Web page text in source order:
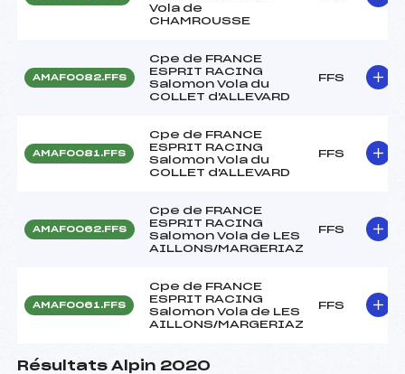
Vola de
CHAMROUSSE
AMAF0082.FFS
Cpe de FRANCE
ESPRIT RACING
Salomon Vola du
COLLET d'ALLEVARD
FFS
AMAF0081.FFS
Cpe de FRANCE
ESPRIT RACING
Salomon Vola du
COLLET d'ALLEVARD
FFS
AMAF0062.FFS
Cpe de FRANCE
ESPRIT RACING
Salomon Vola de LES
AILLONS/MARGERIAZ
FFS
AMAF0061.FFS
Cpe de FRANCE
ESPRIT RACING
Salomon Vola de LES
AILLONS/MARGERIAZ
FFS
Résultats Alpin 2020